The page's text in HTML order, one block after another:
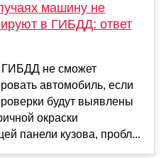
машину не
в ГИБДД: ответ
ГИБДД не сможет
автомобиль, если
будут выявлены
окраски
панели кузова, пробл...